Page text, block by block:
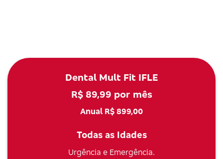
Dental Mult Fit IFLE
R$ 89,99 por mês
Anual R$ 899,00
Todas as Idades
Urgência e Emergência.